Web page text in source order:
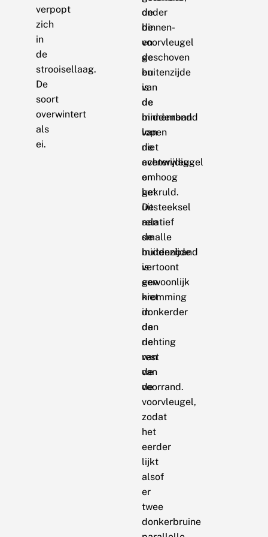
verpopt
zich
in
de
strooisellaag.
De
soort
overwintert
als
ei.
onder
de
voorvleugel
geschoven
en
is
de
binnenrand
van
de
achtervleugel
omhoog
gekruld.
De
relatief
smalle
middenband
is
gewoonlijk
niet
donkerder
dan
de
rest
van
de
voorvleugel,
zodat
het
eerder
lijkt
alsof
er
twee
donkerbruine
de
binnen-
en
de
buitenzijde
van
de
middenband
lopen
niet
evenwijdig
en
het
uitsteeksel
aan
de
buitenzijde
vertoont
een
kromming
in
de
richting
van
de
voorrand.